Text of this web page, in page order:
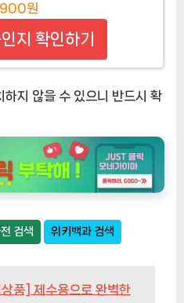
원
지 확인하기
지 않을 수 있으니 반드시 확
검색 위키백과 검색
품] 제수용으로 완벽한